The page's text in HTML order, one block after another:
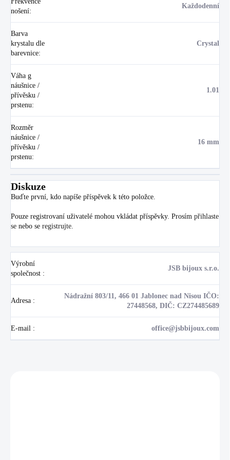
nošení:
Každodenní
Barva
krystalu dle
barevnice:
Crystal
Váha g
náušnice /
přívěsku /
prstenu:
1.01
Rozměr
náušnice /
přívěsku /
prstenu:
16 mm
Diskuze
Buďte první, kdo napíše příspěvek k této položce.
Pouze registrovaní uživatelé mohou vkládat příspěvky. Prosím přihlaste
se nebo se registrujte
Výrobní
společnost :
JSB bijoux s.r.o.
Adresa :
Nádražní 803/11, 466 01 Jablonec nad Nisou IČO:
27448568, DIČ: CZ274485689
E-mail : office@jsbbijoux.com